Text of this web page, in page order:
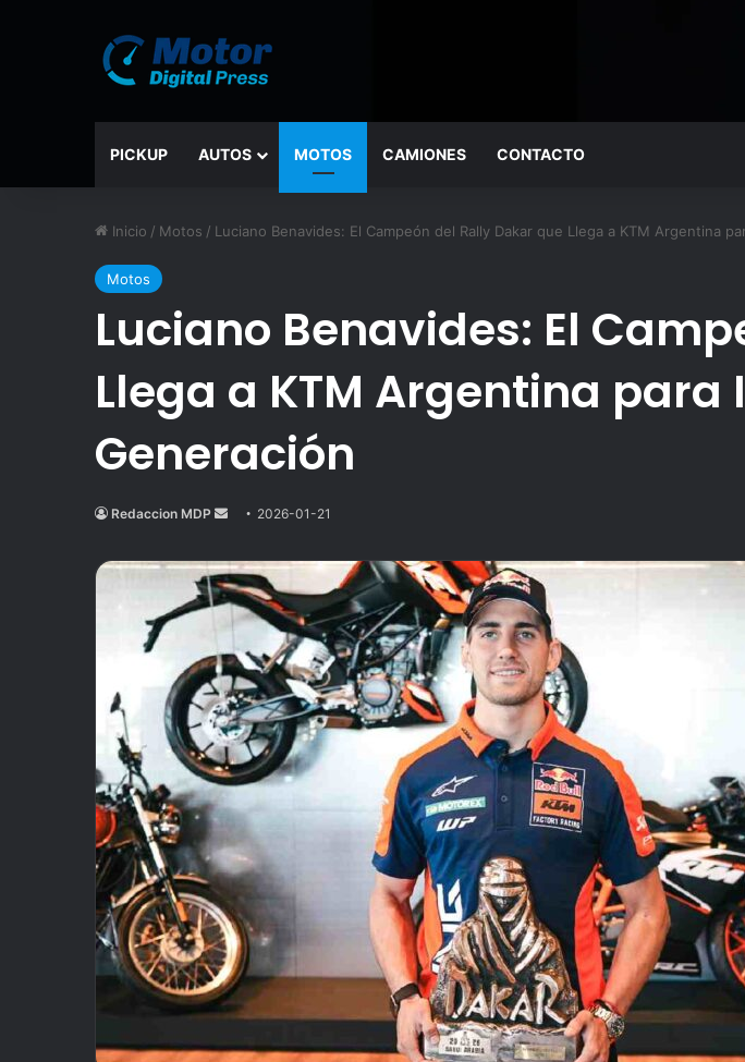
PICKUP AUTOS MOTOS CAMIONES CONTACTO
Inicio / Motos / Luciano Benavides: El Campeón del Rally Dakar que Llega a KTM Argentina
Motos
Luciano Benavides: El
Llega a KTM Argentina
Generación
Redaccion MDP
Send
email
2026-01-21